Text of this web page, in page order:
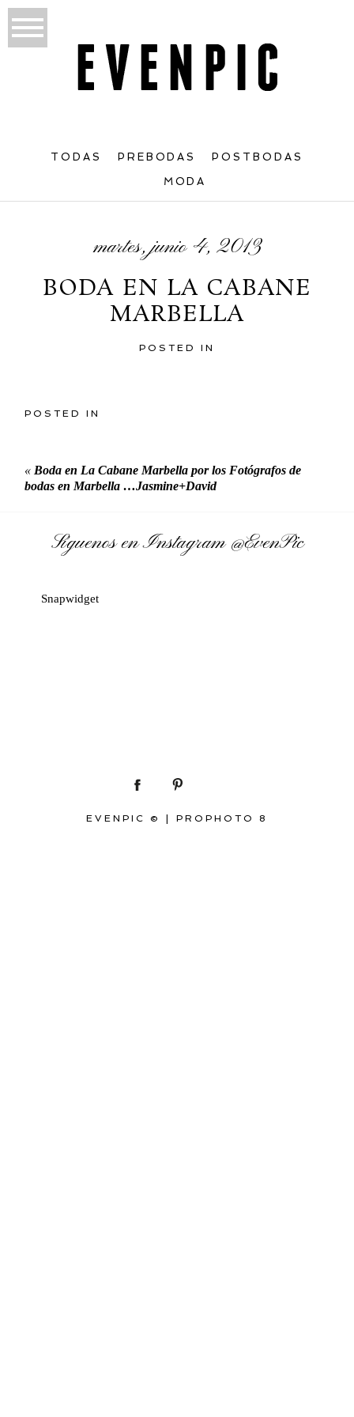
TODAS PREBODAS POSTBODAS
MODA
martes, junio 4, 2013
BODA EN LA CABANE
MARBELLA
POSTED IN
POSTED IN
« Boda en La Cabane Marbella por los Fotógrafos de
bodas en Marbella …Jasmine+David
Síguenos en Instagram@EvenPic
Snapwidget
EVENPIC © PROPHOTO 8